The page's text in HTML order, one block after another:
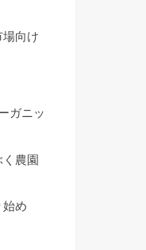
場向け
ガニッ
農園
始め